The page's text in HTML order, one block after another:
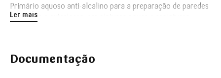
Primário aquoso anti-alcalino para a preparação de paredes
interiores e exteriores, em pinturas novas e repinturas.
Ler mais
Documentação